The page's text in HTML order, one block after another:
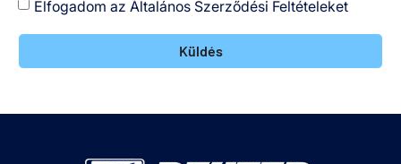
Elfogadom az Általános Szerződési Feltételeket
Küldés